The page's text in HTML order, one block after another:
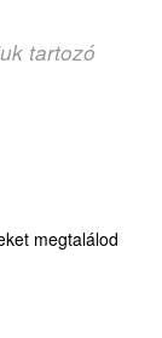
tartozó
megtalálod